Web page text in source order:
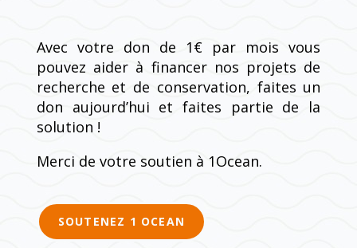
Avec votre don de 1€ par mois vous
pouvez aider à financer nos projets de
recherche et de conservation, faites un
don aujourd’hui et faites partie de la
solution !
Merci de votre soutien à 1Ocean.
SOUTENEZ 1 OCEAN